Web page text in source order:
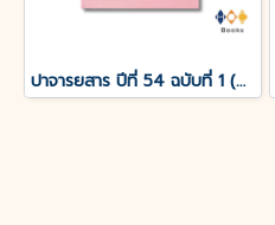
ปาจารยสาร ปีที่ 54 ฉบับที่ 1 (ม.ค. – เม.ย. 2568) ฉบับ 100 ปีชาตกาล อังคาร กัลยาณพงศ์